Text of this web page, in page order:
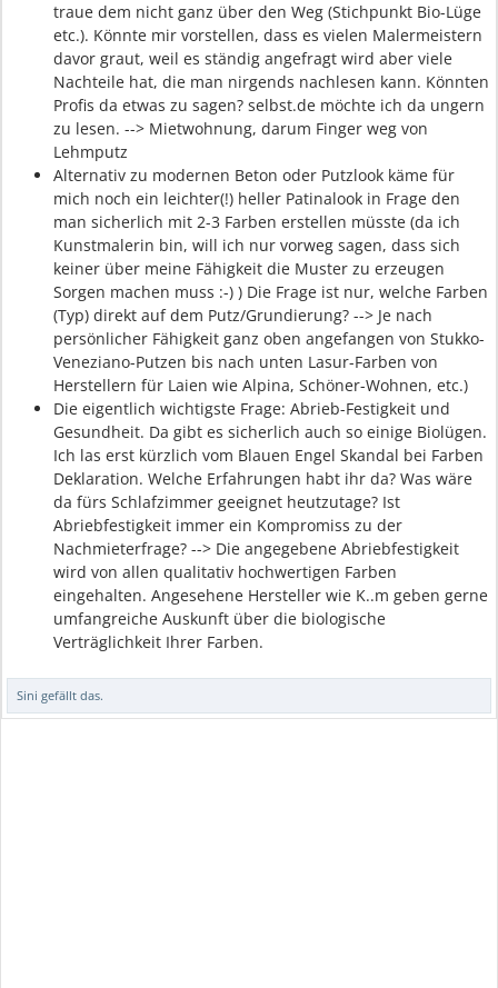
traue dem nicht ganz über den Weg (Stichpunkt Bio-Lüge
etc.). Könnte mir vorstellen, dass es vielen Malermeistern
davor graut, weil es ständig angefragt wird aber viele
Nachteile hat, die man nirgends nachlesen kann. Könnten
Profis da etwas zu sagen? selbst.de möchte ich da ungern
zu lesen. --> Mietwohnung, darum Finger weg von
Lehmputz
Alternativ zu modernen Beton oder Putzlook käme für
mich noch ein leichter(!) heller Patinalook in Frage den
man sicherlich mit 2-3 Farben erstellen müsste (da ich
Kunstmalerin bin, will ich nur vorweg sagen, dass sich
keiner über meine Fähigkeit die Muster zu erzeugen
Sorgen machen muss :-) ) Die Frage ist nur, welche Farben
(Typ) direkt auf dem Putz/Grundierung? --> Je nach
persönlicher Fähigkeit ganz oben angefangen von Stukko-
Veneziano-Putzen bis nach unten Lasur-Farben von
Herstellern für Laien wie Alpina, Schöner-Wohnen, etc.)
Die eigentlich wichtigste Frage: Abrieb-Festigkeit und
Gesundheit. Da gibt es sicherlich auch so einige Biolügen.
Ich las erst kürzlich vom Blauen Engel Skandal bei Farben
Deklaration. Welche Erfahrungen habt ihr da? Was wäre
da fürs Schlafzimmer geeignet heutzutage? Ist
Abriebfestigkeit immer ein Kompromiss zu der
Nachmieterfrage? --> Die angegebene Abriebfestigkeit
wird von allen qualitativ hochwertigen Farben
eingehalten. Angesehene Hersteller wie K..m geben gerne
umfangreiche Auskunft über die biologische
Verträglichkeit Ihrer Farben.
Sini gefällt das.